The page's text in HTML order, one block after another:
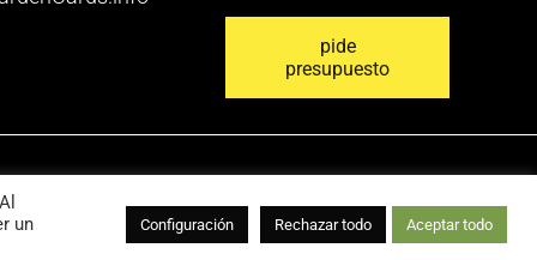
pide
presupuesto
un
Configuración Rechazar todo Aceptar todo